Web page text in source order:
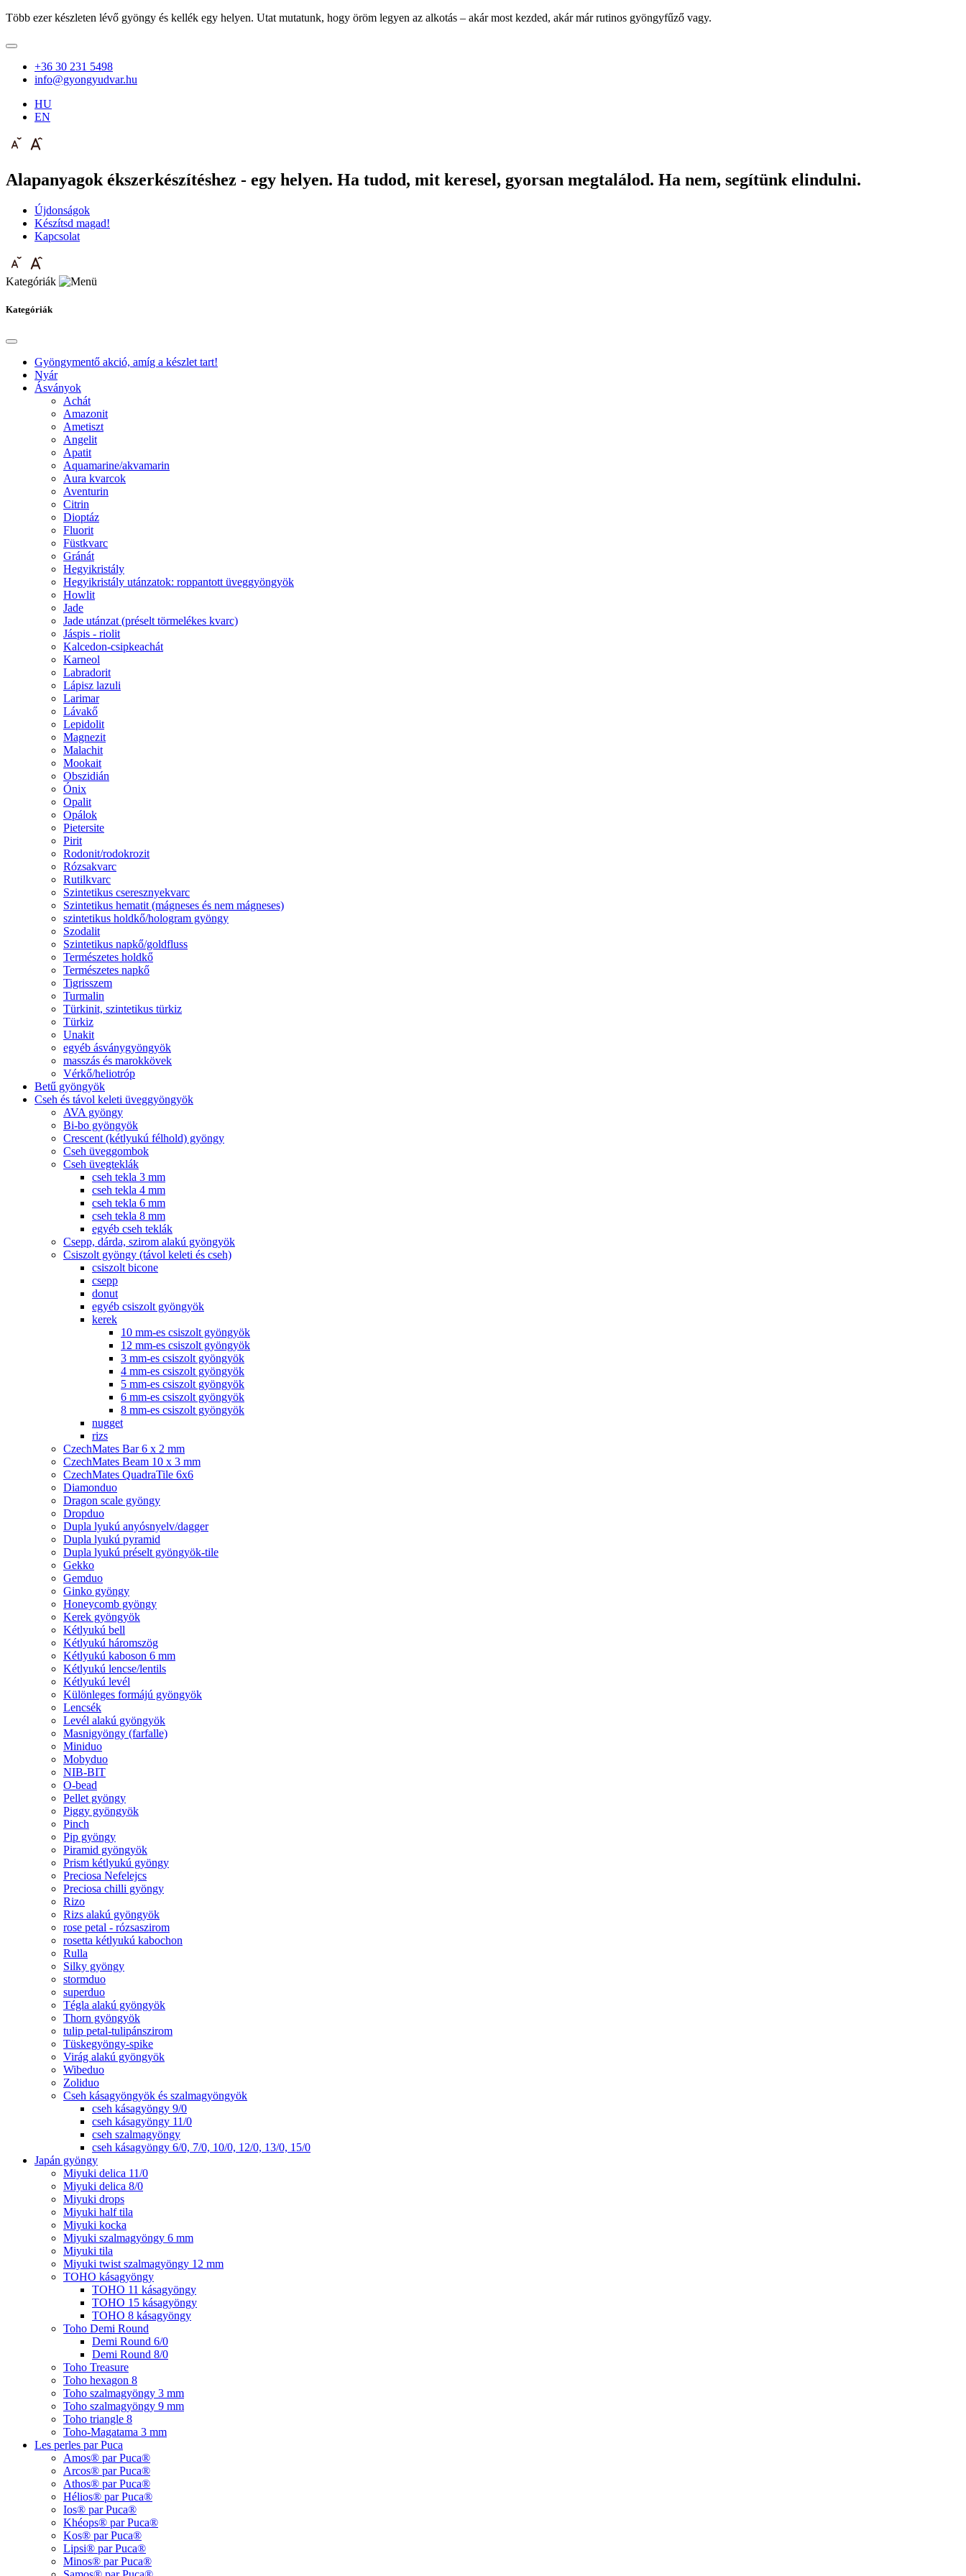
Több ezer készleten lévő gyöngy és kellék egy helyen. Utat mutatunk, hogy öröm legyen az alkotás – akár most kezded, akár már rutinos gyöngyfűző vagy.
+36 30 231 5498
info@gyongyudvar.hu
HU
EN
Alapanyagok ékszerkészítéshez - egy helyen. Ha tudod, mit keresel, gyorsan megtalálod. Ha nem, segítünk elindulni.
Újdonságok
Készítsd magad!
Kapcsolat
Kategóriák
Kategóriák
Gyöngymentő akció, amíg a készlet tart!
Nyár
Ásványok
Achát
Amazonit
Ametiszt
Angelit
Apatit
Aquamarine/akvamarin
Aura kvarcok
Aventurin
Citrin
Dioptáz
Fluorit
Füstkvarc
Gránát
Hegyikristály
Hegyikristály utánzatok: roppantott üveggyöngyök
Howlit
Jade
Jade utánzat (préselt törmelékes kvarc)
Jáspis - riolit
Kalcedon-csipkeachát
Karneol
Labradorit
Lápisz lazuli
Larimar
Lávakő
Lepidolit
Magnezit
Malachit
Mookait
Obszidián
Ónix
Opalit
Opálok
Pietersite
Pirit
Rodonit/rodokrozit
Rózsakvarc
Rutilkvarc
Szintetikus cseresznyekvarc
Szintetikus hematit (mágneses és nem mágneses)
szintetikus holdkő/hologram gyöngy
Szodalit
Szintetikus napkő/goldfluss
Természetes holdkő
Természetes napkő
Tigrisszem
Turmalin
Türkinit, szintetikus türkiz
Türkiz
Unakit
egyéb ásványgyöngyök
masszás és marokkövek
Vérkő/heliotróp
Betű gyöngyök
Cseh és távol keleti üveggyöngyök
AVA gyöngy
Bi-bo gyöngyök
Crescent (kétlyukú félhold) gyöngy
Cseh üveggombok
Cseh üvegteklák
cseh tekla 3 mm
cseh tekla 4 mm
cseh tekla 6 mm
cseh tekla 8 mm
egyéb cseh teklák
Csepp, dárda, szirom alakú gyöngyök
Csiszolt gyöngy (távol keleti és cseh)
csiszolt bicone
csepp
donut
egyéb csiszolt gyöngyök
kerek
10 mm-es csiszolt gyöngyök
12 mm-es csiszolt gyöngyök
3 mm-es csiszolt gyöngyök
4 mm-es csiszolt gyöngyök
5 mm-es csiszolt gyöngyök
6 mm-es csiszolt gyöngyök
8 mm-es csiszolt gyöngyök
nugget
rizs
CzechMates Bar 6 x 2 mm
CzechMates Beam 10 x 3 mm
CzechMates QuadraTile 6x6
Diamonduo
Dragon scale gyöngy
Dropduo
Dupla lyukú anyósnyelv/dagger
Dupla lyukú pyramid
Dupla lyukú préselt gyöngyök-tile
Gekko
Gemduo
Ginko gyöngy
Honeycomb gyöngy
Kerek gyöngyök
Kétlyukú bell
Kétlyukú háromszög
Kétlyukú kaboson 6 mm
Kétlyukú lencse/lentils
Kétlyukú levél
Különleges formájú gyöngyök
Lencsék
Levél alakú gyöngyök
Masnigyöngy (farfalle)
Miniduo
Mobyduo
NIB-BIT
O-bead
Pellet gyöngy
Piggy gyöngyök
Pinch
Pip gyöngy
Piramid gyöngyök
Prism kétlyukú gyöngy
Preciosa Nefelejcs
Preciosa chilli gyöngy
Rizo
Rizs alakú gyöngyök
rose petal - rózsaszirom
rosetta kétlyukú kabochon
Rulla
Silky gyöngy
stormduo
superduo
Tégla alakú gyöngyök
Thorn gyöngyök
tulip petal-tulipánszirom
Tüskegyöngy-spike
Virág alakú gyöngyök
Wibeduo
Zoliduo
Cseh kásagyöngyök és szalmagyöngyök
cseh kásagyöngy 9/0
cseh kásagyöngy 11/0
cseh szalmagyöngy
cseh kásagyöngy 6/0, 7/0, 10/0, 12/0, 13/0, 15/0
Japán gyöngy
Miyuki delica 11/0
Miyuki delica 8/0
Miyuki drops
Miyuki half tila
Miyuki kocka
Miyuki szalmagyöngy 6 mm
Miyuki tila
Miyuki twist szalmagyöngy 12 mm
TOHO kásagyöngy
TOHO 11 kásagyöngy
TOHO 15 kásagyöngy
TOHO 8 kásagyöngy
Toho Demi Round
Demi Round 6/0
Demi Round 8/0
Toho Treasure
Toho hexagon 8
Toho szalmagyöngy 3 mm
Toho szalmagyöngy 9 mm
Toho triangle 8
Toho-Magatama 3 mm
Les perles par Puca
Amos® par Puca®
Arcos® par Puca®
Athos® par Puca®
Hélios® par Puca®
Ios® par Puca®
Khéops® par Puca®
Kos® par Puca®
Lipsi® par Puca®
Minos® par Puca®